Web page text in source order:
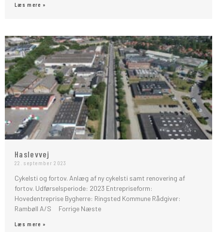
Læs mere »
Haslevvej
22. september 2023
Cykelsti og fortov. Anlæg af ny cykelsti samt renovering af
fortov. Udførselsperiode: 2023 Entrepriseform:
Hovedentreprise Bygherre: Ringsted Kommune Rådgiver:
Rambøll A/S Forrige Næste
Læs mere »